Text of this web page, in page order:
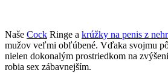
Naše Cock Ringe a krúžky na penis z
mužov veľmi obľúbené. Vďaka svojmu
nielen dokonalým prostriedkom na
robia sex zábavnejším.